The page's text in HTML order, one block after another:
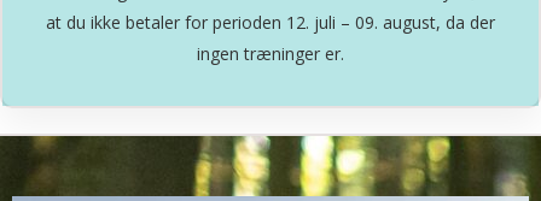
at du ikke betaler for perioden 12. juli – 09. august, da der
ingen træninger er.